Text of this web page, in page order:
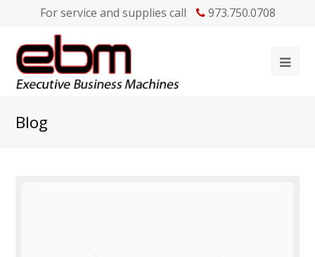
For service and supplies call 973.750.0708
Blog